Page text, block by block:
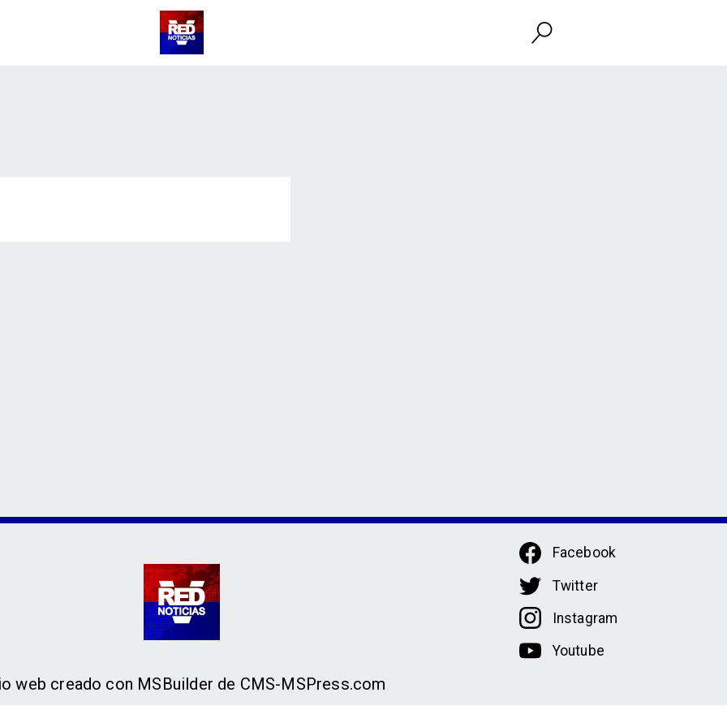
web creado con MSBuilder de CMS-MSPress.com
Facebook
Twitter
Instagram
Youtube